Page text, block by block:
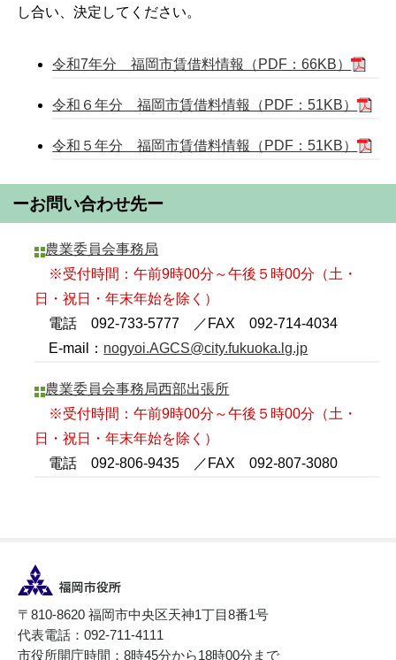
し合い、決定してください。
令和7年分 福岡市賃借料情報（PDF：66KB）
令和６年分 福岡市賃借料情報（PDF：51KB）
令和５年分 福岡市賃借料情報（PDF：51KB）
ーお問い合わせ先ー
農業委員会事務局
※受付時間：午前9時00分～午後５時00分（土・
日・祝日・年末年始を除く）
電話 092-733-5777 ／FAX 092-714-4034
E-mail： nogyoi.AGCS@city.fukuoka.lg.jp
農業委員会事務局西部出張所
※受付時間：午前9時00分～午後５時00分（土・
日・祝日・年末年始を除く）
電話 092-806-9435 ／FAX 092-807-3080
〒810-8620 福岡市中央区天神1丁目8番1号
代表電話：092-711-4111
市役所開庁時間：8時45分から18時00分まで